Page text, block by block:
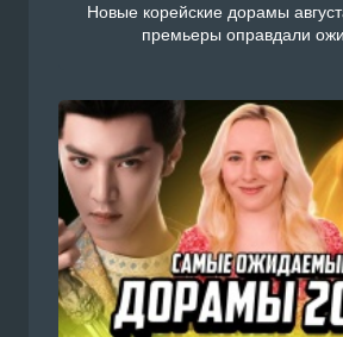
Новые корейские дорамы
премьеры оправдали